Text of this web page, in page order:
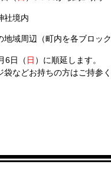
社境内
域周辺（町内を各ブロッ
6日（ 日 ）に順延します。
袋などお持ちの方はご持参